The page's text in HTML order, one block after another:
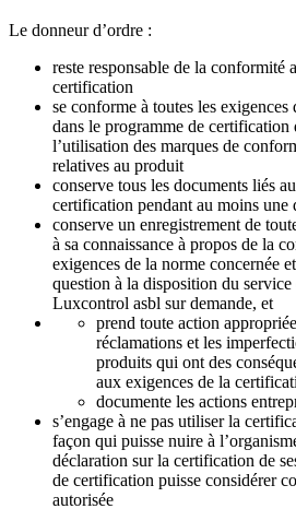
Le donneur d’ordre :
reste responsable de la conformité
certification
se conforme à toutes les
dans le programme de certification
l’utilisation des marques de
relatives au produit
conserve tous les documents liés
certification pendant au moins une
conserve un enregistrement de
à sa connaissance à propos de la
exigences de la norme concernée
question à la disposition du
Luxcontrol asbl sur demande, et
prend toute action
réclamations et les
produits qui ont des
aux exigences de la
documente les actions
s’engage à ne pas utiliser la
façon qui puisse nuire à
déclaration sur la certification de
de certification puisse considérer
autorisée